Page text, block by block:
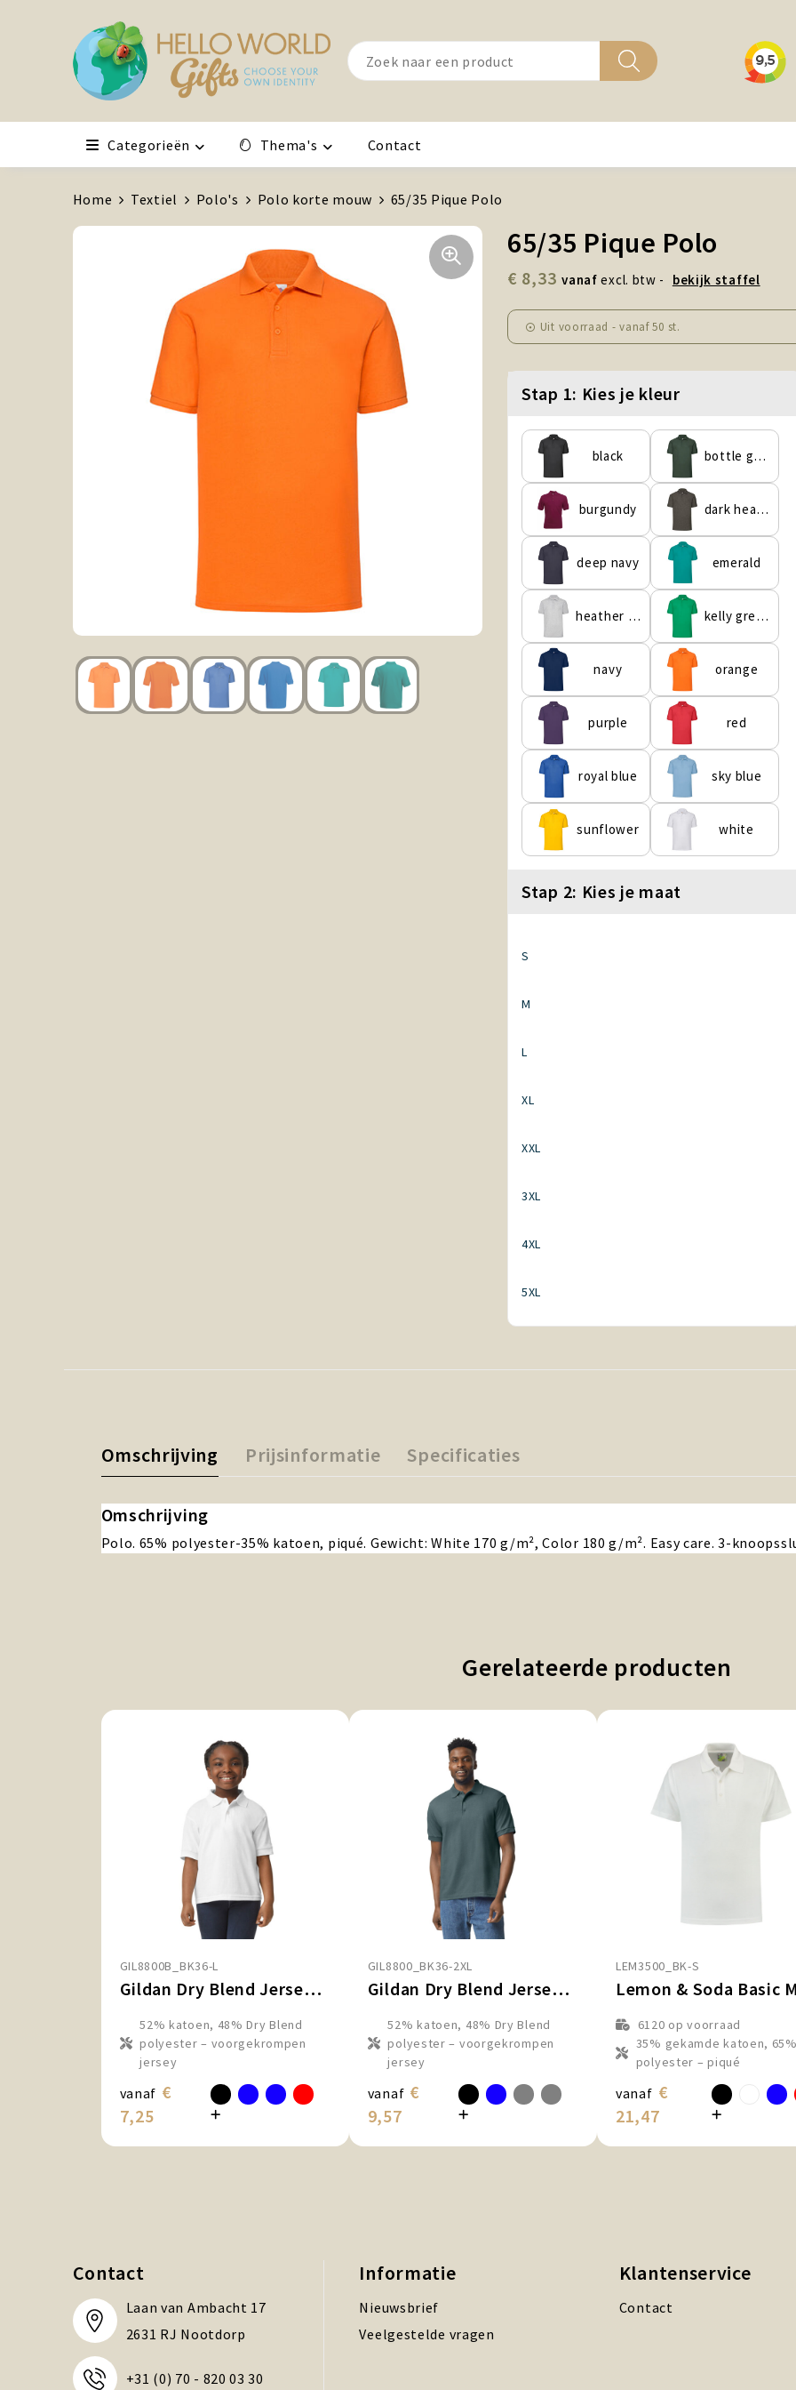
Categorieën Thema's Contact
Home Textiel Polo's Polo korte mouw 65/35 Pique Polo
65/35 Pique Polo
€ 8,33 vanaf excl. btw - bekijk staffel
Uit voorraad -vanaf50 st.
Stap 1: Kies je kleur
black bottle green
burgundy dark heather grey
deep navy emerald
heather grey kelly green
navy orange
purple red
royal blue sky blue
sunflower white
Stap 2: Kies je maat
S
M
L
XL
XXL
3XL
4XL
5XL
Omschrijving Prijsinformatie Specificaties
Omschrijving
Polo. 65% polyester-35% katoen, piqué. Gewicht: White 170 g/m², Color 180 g/m². Easy care. 3-
Gerelateerde producten
GIL8800B_BK36-L
Gildan Dry Blend Jersey Polo for kids
52% katoen, 48% Dry Blend
polyester – voorgekrompen
jersey
vanaf €
7,25
GIL8800_BK36-2XL
Gildan Dry Blend Jersey Polo
52% katoen, 48% Dry Blend
polyester – voorgekrompen
jersey
vanaf €
9,57
LEM3500_BK-S
6120 op voorraad
35% gekamde katoen, 65%
polyester – piqué
vanaf €
21,47
Contact
Laan van Ambacht 17
2631 RJ Nootdorp
+31 (0) 70 - 820 03 30
Informatie
Nieuwsbrief
Veelgestelde vragen
Klantenservice
Contact